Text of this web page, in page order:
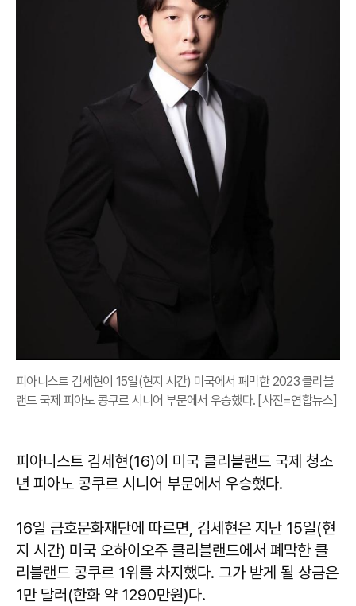
피아니스트 김세현이 15일(현지 시간) 미국에서 폐막한 2023 클리블
랜드 국제 피아노 콩쿠르 시니어 부문에서 우승했다. [사진=연합뉴스]
피아니스트 김세현(16)이 미국 클리블랜드 국제 청소
년 피아노 콩쿠르 시니어 부문에서 우승했다.
16일 금호문화재단에 따르면, 김세현은 지난 15일(현
지 시간) 미국 오하이오주 클리블랜드에서 폐막한 클
리블랜드 콩쿠르 1위를 차지했다. 그가 받게 될 상금은
1만 달러(한화 약 1290만원)다.